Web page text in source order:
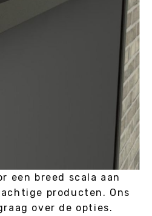
een breed scala aan
producten. Ons
over de opties.